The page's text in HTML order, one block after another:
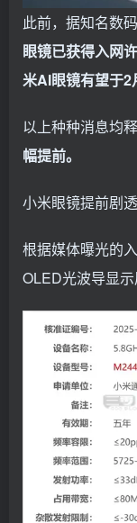
此前，据知名数
眼镜已获得入网
米AI眼镜有望于2
以上种种消息均
幅提前。
小米眼镜提前剧透
根据媒体曝光的
OLED光波导显示